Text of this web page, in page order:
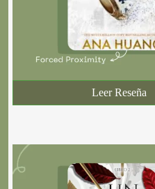
Leer Reseña